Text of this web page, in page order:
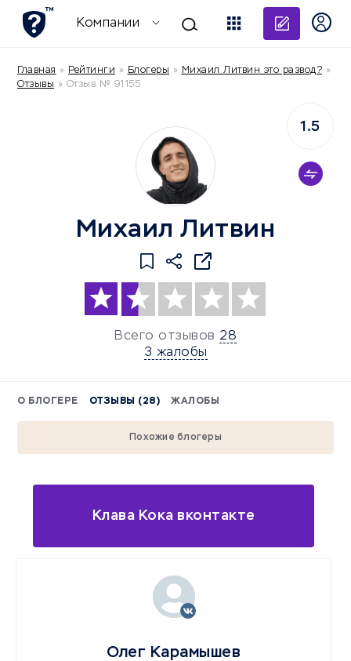
Компании
Главная » Рейтинги » Блогеры » Михаил Литвин это развод? »
Отзывы » Отзыв № 91155
Михаил Литвин
Всего отзывов 28
3 жалобы
1.5
О БЛОГЕРЕ ОТЗЫВЫ (28) ЖАЛОБЫ
Похожие блогеры
Клава Кока вконтакте
Олег Карамышев